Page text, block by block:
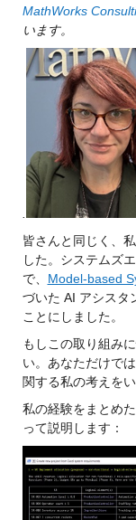
MathWorks
います。
皆さんと同じく、
した。 システムズ
で、 Model-based
づいた AI アシスタ
ことにしました。
もしこの取り組み
い。あなただけで
関する私の考えを
私の経験をまとめ
って説明します：